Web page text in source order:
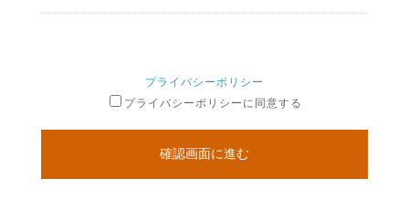
プライバシーポリシー
プライバシーポリシーに同意する
確認画面に進む